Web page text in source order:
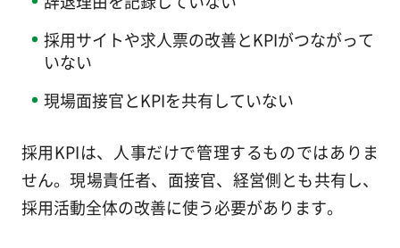
採用サイトや求人票の改善とKPIがつながって
いない
現場面接官とKPIを共有していない
採用KPIは、人事だけで管理するものではありま
せん。現場責任者、面接官、経営側とも共有し、
採用活動全体の改善に使う必要があります。